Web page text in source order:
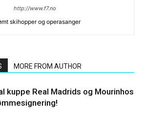
http://www.f7.no
skihopper og operasanger
MORE FROM AUTHOR
kuppe Real Madrids og Mourinhos